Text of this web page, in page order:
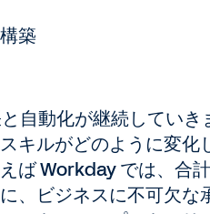
築
自動化が継続してい
キルがどのように変化
ば Workday では、合
、ビジネスに不可欠な